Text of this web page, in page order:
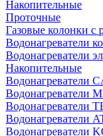
Накопительные
Проточные
Газовые колонки с
Водонагреватели
Водонагреватели
Накопительные
Водонагреватели
Водонагреватели
Водонагреватели
Водонагреватели
Водонагреватели